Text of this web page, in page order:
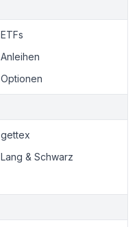
ETFs
Anleihen
Optionen
gettex
Lang & Schwarz